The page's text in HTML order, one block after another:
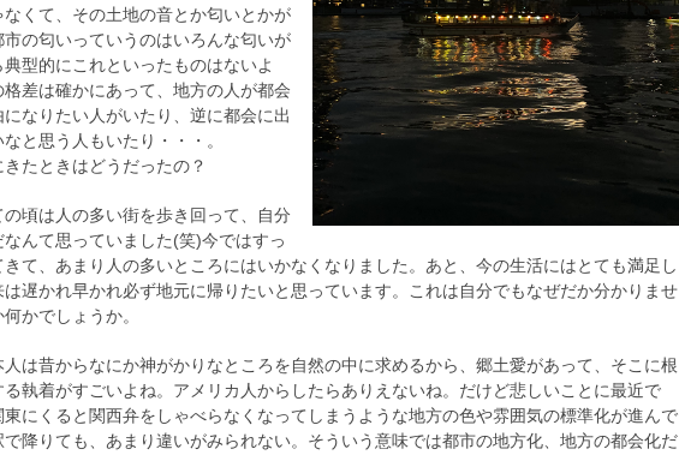
くて、その土地の音とか匂いとかが
の匂いっていうのはいろんな匂いが
型的にこれといったものはないよ
差は確かにあって、地方の人が都会
なりたい人がいたり、逆に都会に出
と思う人もいたり・・・。
たときはどうだったの？
の頃は人の多い街を歩き回って、自分
んて思っていました(笑)今ではすっ
て、あまり人の多いところにはいかなくなりました。あと、今の生活にはとても満足し
遅かれ早かれ必ず地元に帰りたいと思っています。これは自分でもなぜだか分かりませ
かでしょうか。
は昔からなにか神がかりなところを自然の中に求めるから、郷土愛があって、そこに根
執着がすごいよね。アメリカ人からしたらありえないね。だけど悲しいことに最近で
にくると関西弁をしゃべらなくなってしまうような地方の色や雰囲気の標準化が進んで
降りても、あまり違いがみられない。そういう意味では都市の地方化、地方の都会化だ